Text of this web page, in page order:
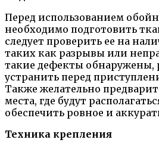
Перед использованием
необходимо подготовить
следует проверить ее на
таких как разрывы или
такие дефекты обнаружены,
устранить перед
Также желательно
места, где будут
обеспечить ровное и
Техника крепления